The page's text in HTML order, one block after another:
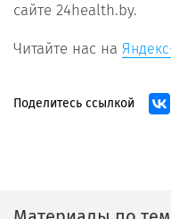
сайте 24health.by.
Читайте нас на
Поделитесь ссылкой